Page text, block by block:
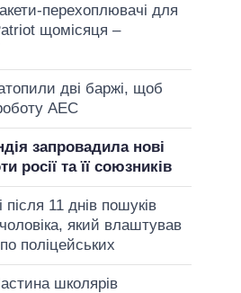
перехоплювачі для
щомісяця –
дві баржі, щоб
АЕС
запровадила нові
росії та її союзників
11 днів пошуків
який влаштував
поліцейських
школярів